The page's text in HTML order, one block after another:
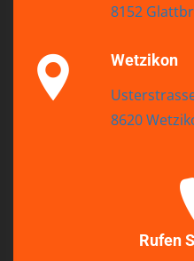
8152
Wetzikon
8620
Rufen